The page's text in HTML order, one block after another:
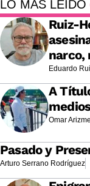
LO MÁS LEÍDO
Ruiz-
narco,
Eduardo
A
Omar
Pasado y
Arturo Serrano Rodríguez